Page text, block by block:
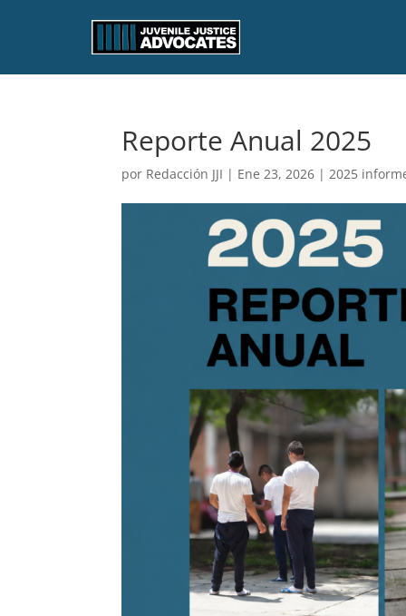
Reporte Anual 2025
por Redacción JJI | Ene 23, 2026 |2025